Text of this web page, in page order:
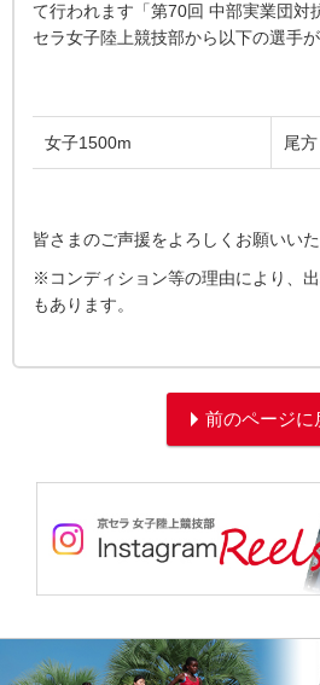
て行われます「第70回 中部実業団対
セラ女子陸上競技部から以下の選手が
女子1500m 尾
皆さまのご声援をよろしくお願いいた
※コンディション等の理由により、
もあります。
前のページに